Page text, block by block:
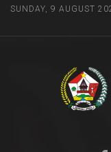
SUNDAY, 9 AUGUST